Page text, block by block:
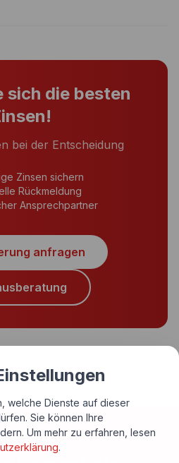
sich die besten
bei der Entscheidung
Zinsen sichern
Rückmeldung
Ansprechpartner
anfragen
welche Dienste auf dieser
Sie können Ihre
Um mehr zu erfahren, lesen
.